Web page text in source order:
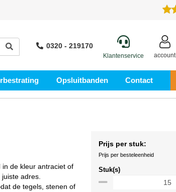
0320 - 219170
Klantenservice account
Opsluitbanden Contact
de kleur antraciet of
adres.
de tegels, stenen of
Prijs per stuk:
Prijs per besteleenheid
Stuk(s)